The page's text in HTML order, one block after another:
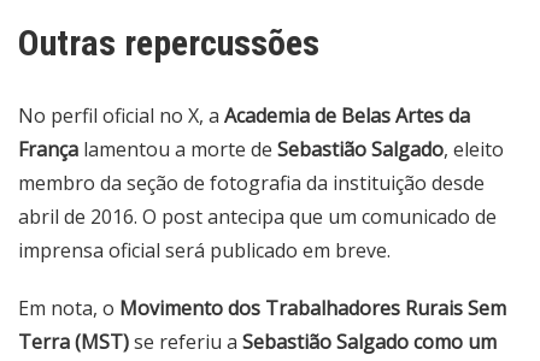
Outras repercussões
No perfil oficial no X, a Academia de Belas Artes da
França lamentou a morte de Sebastião Salgado, eleito
membro da seção de fotografia da instituição desde
abril de 2016. O post antecipa que um comunicado de
imprensa oficial será publicado em breve.
Em nota, o Movimento dos Trabalhadores Rurais Sem
Terra (MST)se referiu a Sebastião Salgado como um